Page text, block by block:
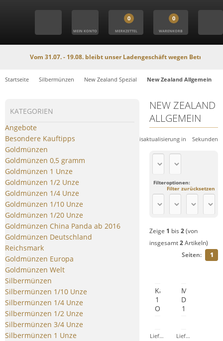
MEIN KONTO
0
MERKZETTEL
0
WARENKORB
Vom 31.07. - 19.08. bleibt unser Ladengeschäft wegen
Startseite Silbermünzen New Zealand Spezial New Zealand Allgemein
NEW ZEALAND
ALLGEMEIN
Nächste Preisaktualisierung in Sekunden
Filteroptionen:
Filter zurücksetzen
Zeige 1 bis 2(von
insgesamt2Artikeln)
Seiten:
1
Kakapo
1
Oz
+Lieferzeit: ab Lager
Mauis
Dolphin
1
Proof
Lieferzeit:
KATEGORIEN
Angebote
Besondere Kauftipps
Goldmünzen
Goldmünzen 0,5 gramm
Goldmünzen 1 Unze
Goldmünzen 1/2 Unze
Goldmünzen 1/4 Unze
Goldmünzen 1/10 Unze
Goldmünzen 1/20 Unze
Goldmünzen China Panda ab 2016
Goldmünzen Deutschland
Reichsmark
Goldmünzen Europa
Goldmünzen Welt
Silbermünzen
Silbermünzen 1/10 Unze
Silbermünzen 1/4 Unze
Silbermünzen 1/2 Unze
Silbermünzen 3/4 Unze
Silbermünzen 1 Unze